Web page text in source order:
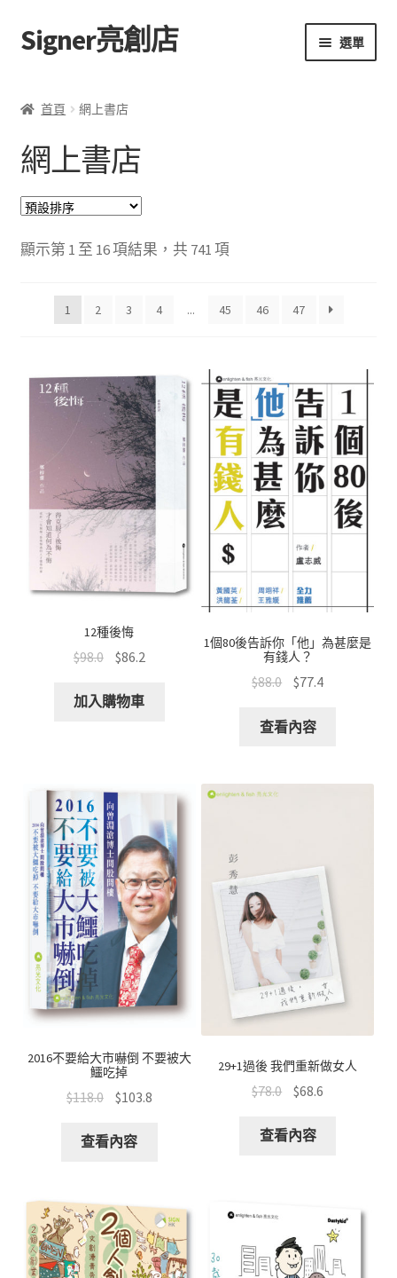
跳
至
覽
跳
至
要
容
Signer亮創店 選單
學校選書（小學）
網上書店
聯絡我們+郵費
海外訂購書籍
登入
首頁 網上書店
網上書店
顯示第 1 至 16 項結果，共 741 項
1 2 3 4 ... 45 46 47
12種後悔
$98.0 $86.2
加入購物車
1個80後告訴你「他」為甚麼是
有錢人？
$88.0 $77.4
查看內容
2016不要給大市嚇倒 不要被大
鱷吃掉
$118.0 $103.8
查看內容
29+1過後 我們重新做女人
$78.0 $68.6
查看內容